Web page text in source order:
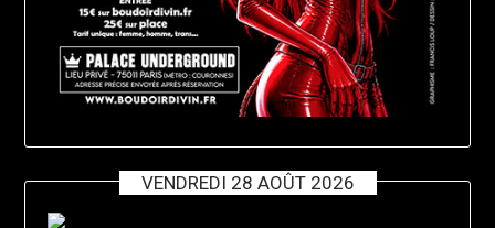
VENDREDI 28 AOÛT 2026